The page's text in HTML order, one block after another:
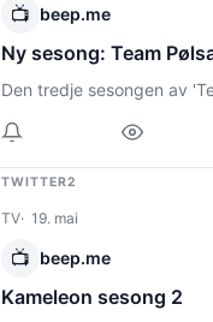
📺 beep.me
Ny sesong: Team
Den tredje sesongen av
TWITTER2
TV 19. mai
📺 beep.me
Kameleon sesong 2